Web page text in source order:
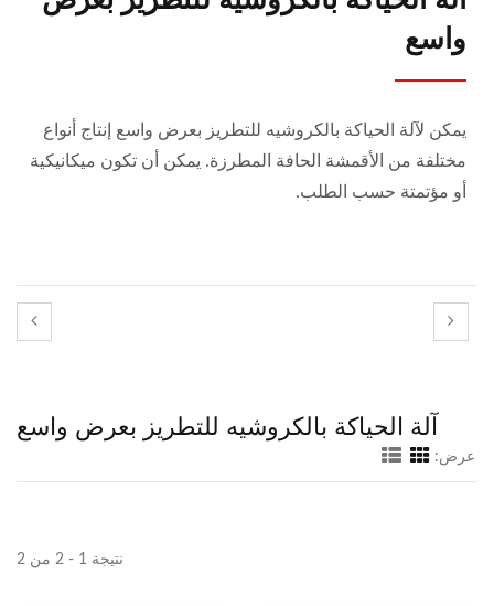
واسع
يمكن لآلة الحياكة بالكروشيه للتطريز بعرض واسع إنتاج أنواع
مختلفة من الأقمشة الحافة المطرزة. يمكن أن تكون ميكانيكية
أو مؤتمتة حسب الطلب.
آلة الحياكة بالكروشيه للتطريز بعرض واسع
عرض:
نتيجة 1 - 2 من 2